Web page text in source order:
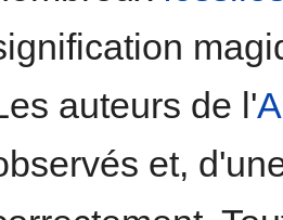
auteurs de l'
et,